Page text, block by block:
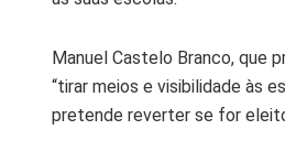
Manuel Castelo Branco, que
“tirar meios e visibilidade às
pretende reverter se for